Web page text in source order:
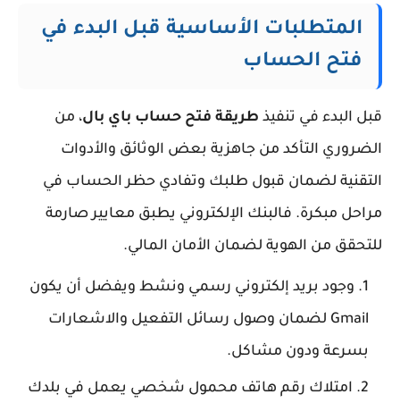
المتطلبات الأساسية قبل البدء في
فتح الحساب
قبل البدء في تنفيذ طريقة فتح حساب باي بال، من
الضروري التأكد من جاهزية بعض الوثائق والأدوات
التقنية لضمان قبول طلبك وتفادي حظر الحساب في
مراحل مبكرة. فالبنك الإلكتروني يطبق معايير صارمة
للتحقق من الهوية لضمان الأمان المالي.
وجود بريد إلكتروني رسمي ونشط ويفضل أن يكون
Gmail لضمان وصول رسائل التفعيل والاشعارات
بسرعة ودون مشاكل.
امتلاك رقم هاتف محمول شخصي يعمل في بلدك